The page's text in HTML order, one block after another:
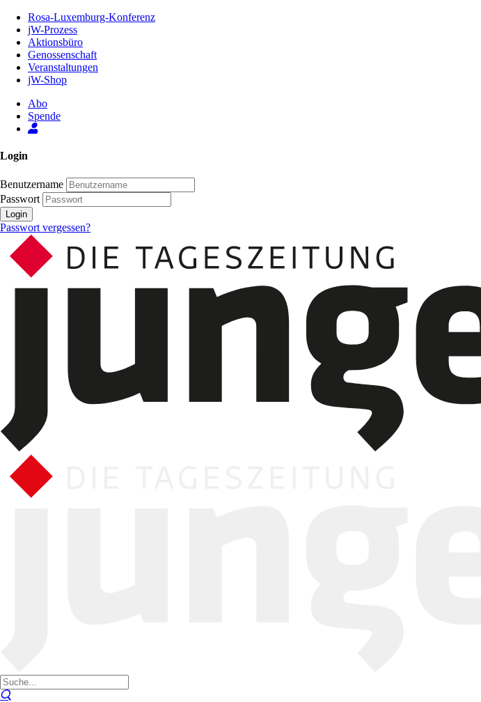
Inhalt
Seite
Rosa-Luxemburg-Konferenz
jW-Prozess
Aktionsbüro
Genossenschaft
Veranstaltungen
jW-Shop
Abo
Spende
Login
Benutzername
Passwort
Login
Passwort vergessen?